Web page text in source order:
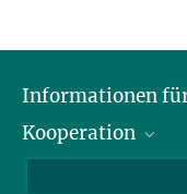
Informationen
Journalisten
Kooperation